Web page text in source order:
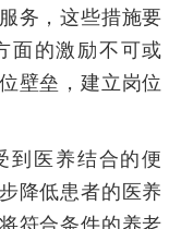
务，这些措施要
面的激励不可或
壁垒，建立岗位
到医养结合的便
降低患者的医养
符合条件的养老